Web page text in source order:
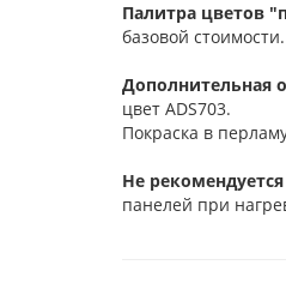
Палитра цветов
базовой стоимости.
Дополнительная
цвет ADS703.
Покраска в
Не рекомендуется
панелей при